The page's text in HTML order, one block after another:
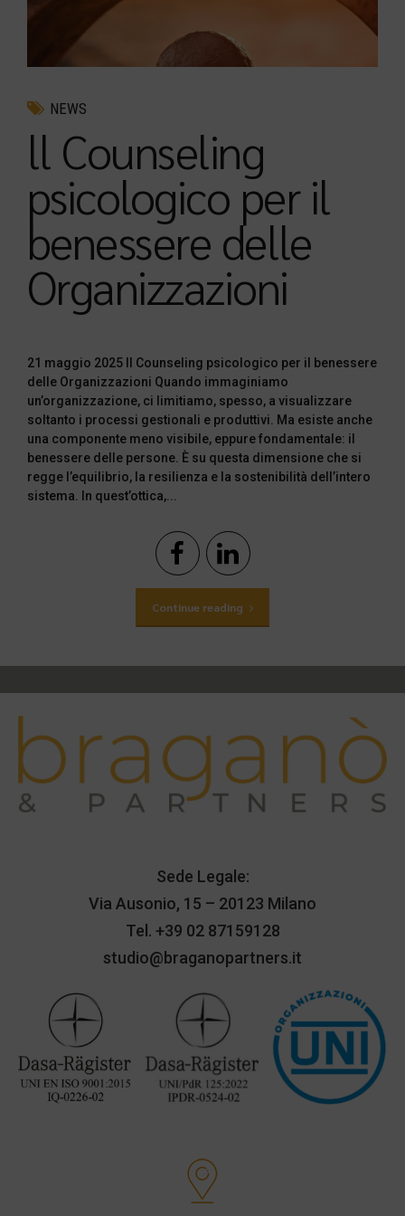
NEWS
ll Counseling
psicologico per il
benessere delle
Organizzazioni
21 maggio 2025 ll Counseling psicologico per il benessere
delle Organizzazioni Quando immaginiamo
un’organizzazione, ci limitiamo, spesso, a visualizzare
soltanto i processi gestionali e produttivi. Ma esiste anche
una componente meno visibile, eppure fondamentale: il
benessere delle persone. È su questa dimensione che si
regge l’equilibrio, la resilienza e la sostenibilità dell’intero
sistema. In quest’ottica,...
Continue reading
Sede Legale:
Via Ausonio, 15 – 20123 Milano
Tel. +39 02 87159128
studio@braganopartners.it